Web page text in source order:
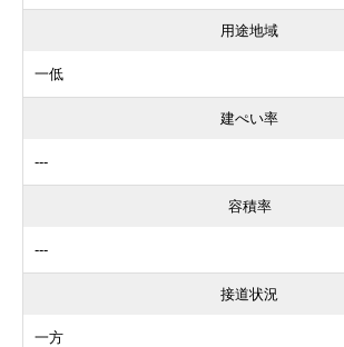
用途地域
一低
建ぺい率
---
容積率
---
接道状況
一方